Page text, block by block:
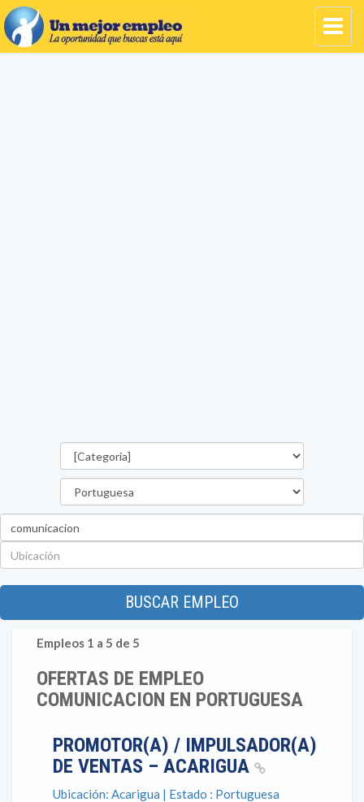
BUSCAR EMPLEO
Empleos 1 a 5 de 5
OFERTAS DE EMPLEO
COMUNICACION EN PORTUGUESA
PROMOTOR(A) / IMPULSADOR(A)
DE VENTAS – ACARIGUA
Ubicación: Acarigua | Estado : Portuguesa